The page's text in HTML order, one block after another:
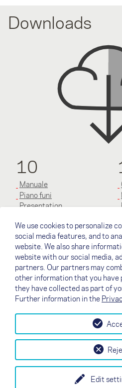
Downloads
10
Manuale
Piano funi
Presentation
14
Certificazione
Manuale
Piano funi
Presentation
Rivenditori
my NOVA
Newsletter
Data Protection
We use cookies to personalize
social media features, and to
website. We also share
website with our social media,
partners. Our partners may
other information that you have
they have collected as part of
Further information in the
Edit